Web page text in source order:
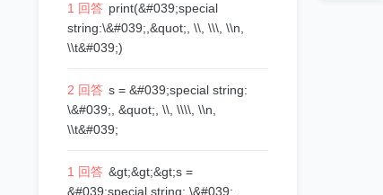
1 回答 print(&#039;special
string:\&#039;,&quot;, \\, \\\, \\n,
\\t&#039;)
2 回答 s = &#039;special string:
\&#039;, &quot;, \\, \\\\, \\n,
\\t&#039;
1 回答 &gt;&gt;&gt;s =
&#039;special string: \&#039;,